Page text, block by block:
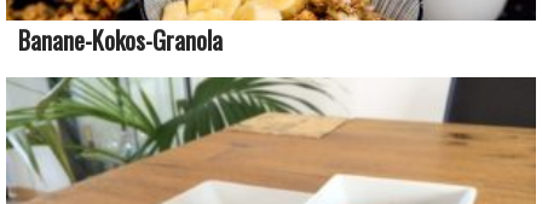
Banane-Kokos-Granola